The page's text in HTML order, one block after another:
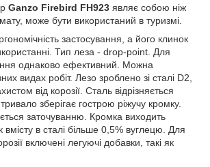
Ganzo Firebird FH923 являє собою ніж
може бути використаний в туризмі.
застосування, а його клинок
Тип леза - drop-point. Для
однаково ефективний. Можна
видах робіт. Лезо зроблено зі сталі D2,
від корозії. Сталь відрізняється
зберігає гострою ріжучу кромку.
заточуванню. Кромка виходить
вмісту в сталі більше 0,5% вуглецю. Для
включені легуючі добавки, такі як